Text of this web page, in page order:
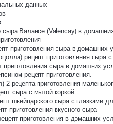
данных
сыра Валансе (Valencay) в
приготовления сыра в домашних
рецепт приготовления сыра
приготовления сыра в домашних
рецепт приготовления.
2 рецепта приготовления
сыра с мытой коркой
швейцарского сыра с глазками
приготовления вкусного сыра
приготовления в домашних